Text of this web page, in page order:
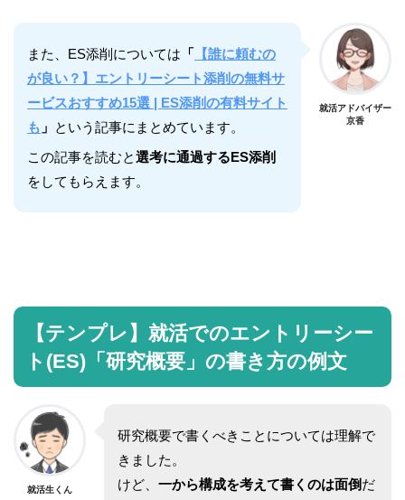
また、ES添削については 「 【誰に頼むの
が良い？】エントリーシート添削の無料サ
ービスおすすめ15選 | ES添削の有料サイト
も 」 という記事にまとめています。
この記事を読むと選考に通過するES添削
をしてもらえます。
就活アドバイザー
京香
【テンプレ】就活でのエントリーシー
ト(ES)「研究概要」の書き方の例文
就活生くん
研究概要で書くべきことについては理解で
きました。
けど、 一から構成を考えて書くのは面倒だ